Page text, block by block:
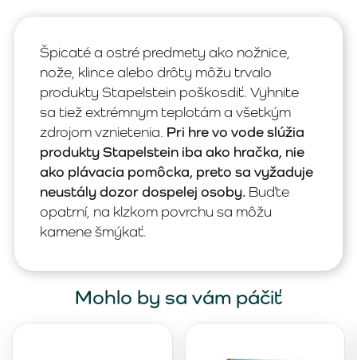
Špicaté a ostré predmety ako nožnice,
nože, klince alebo drôty môžu trvalo
produkty Stapelstein poškosdiť. Vyhnite
sa tiež extrémnym teplotám a všetkým
zdrojom vznietenia. Pri hre vo vode slúžia
produkty Stapelstein iba ako hračka, nie
ako plávacia pomôcka, preto sa vyžaduje
neustály dozor dospelej osoby. Buďte
opatrní, na klzkom povrchu sa môžu
kamene šmýkať.
Mohlo by sa vám páčiť